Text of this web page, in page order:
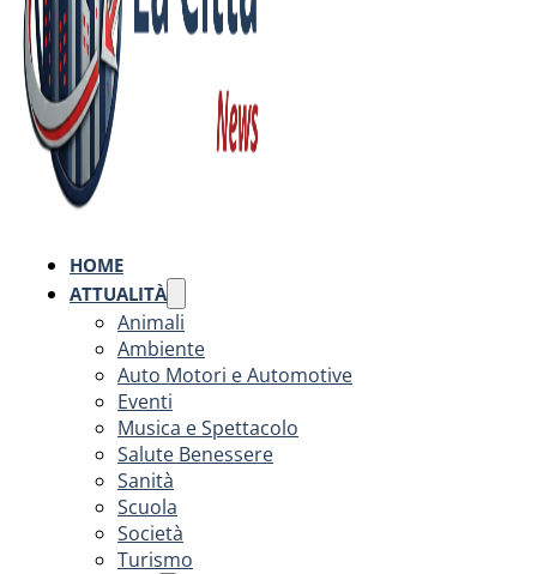
HOME
ATTUALITÀ
Animali
Ambiente
Auto Motori e Automotive
Eventi
Musica e Spettacolo
Salute Benessere
Sanità
Scuola
Società
Turismo